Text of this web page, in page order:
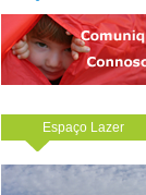
Espaço Lazer